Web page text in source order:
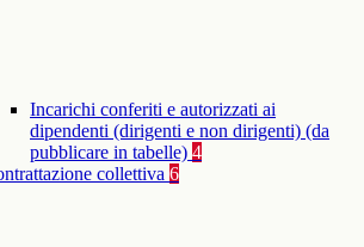
Incarichi conferiti e autorizzati ai
dipendenti (dirigenti e non dirigenti) (da
pubblicare in tabelle) 4
collettiva 6